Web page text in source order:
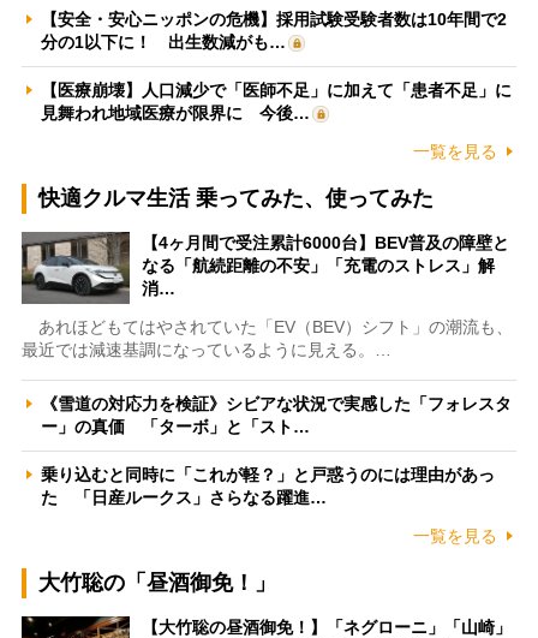
【安全・安心ニッポンの危機】採用試験受験者数は10年間で2
分の1以下に！ 出生数減がも…
【医療崩壊】人口減少で「医師不足」に加えて「患者不足」に
見舞われ地域医療が限界に 今後…
一覧を見る
快適クルマ生活 乗ってみた、使ってみた
【4ヶ月間で受注累計6000台】BEV普及の障壁と
なる「航続距離の不安」「充電のストレス」解
消…
あれほどもてはやされていた「EV（BEV）シフト」の潮流も、
最近では減速基調になっているように見える。…
《雪道の対応力を検証》シビアな状況で実感した「フォレスタ
ー」の真価 「ターボ」と「スト…
乗り込むと同時に「これが軽？」と戸惑うのには理由があっ
た 「日産ルークス」さらなる躍進…
一覧を見る
大竹聡の「昼酒御免！」
【大竹聡の昼酒御免！】「ネグローニ」「山崎」